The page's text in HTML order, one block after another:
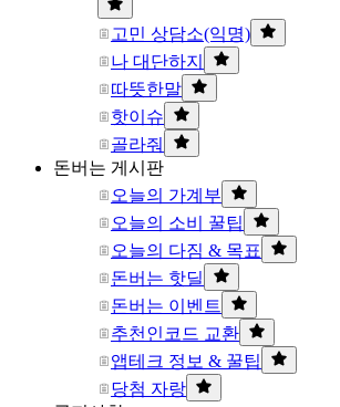
고민 상담소(익명)
나 대단하지
따뜻한말
핫이슈
골라줘
돈버는 게시판
오늘의 가계부
오늘의 소비 꿀팁
오늘의 다짐 & 목표
돈버는 핫딜
돈버는 이벤트
추천인코드 교환
앱테크 정보 & 꿀팁
당첨 자랑